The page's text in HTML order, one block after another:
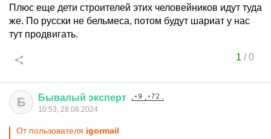
Плюс еще дети строителей этих человейников идут туда
же. По русски не бельмеса, потом будут шариат у нас
тут продвигать.
1 /0
Б Бывалый эксперт
10:53, 28.08.2024
От пользователя igormail